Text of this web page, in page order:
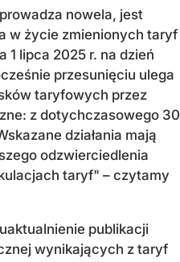
nowela, jest
w życie zmienionych taryf
1 lipca 2025 r. na dzień
przesunięciu ulega
taryfowych przez
z dotychczasowego 30
działania mają
odzwierciedlenia
taryf" – czytamy
publikacji
wynikających z taryf